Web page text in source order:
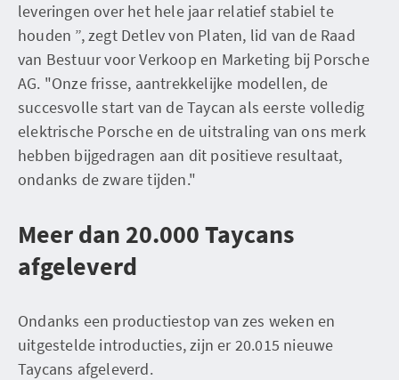
leveringen over het hele jaar relatief stabiel te
houden ”, zegt Detlev von Platen, lid van de Raad
van Bestuur voor Verkoop en Marketing bij Porsche
AG. "Onze frisse, aantrekkelijke modellen, de
succesvolle start van de Taycan als eerste volledig
elektrische Porsche en de uitstraling van ons merk
hebben bijgedragen aan dit positieve resultaat,
ondanks de zware tijden."
Meer dan 20.000 Taycans
afgeleverd
Ondanks een productiestop van zes weken en
uitgestelde introducties, zijn er 20.015 nieuwe
Taycans afgeleverd.